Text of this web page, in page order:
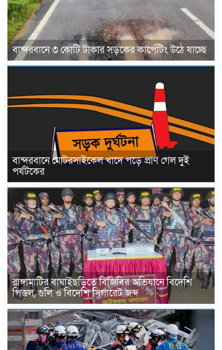
বান্দরবানে ৩ কোটি টাকার সড়কের কার্পেটিং উঠে যাচ্ছে
বান্দরবানে মোটরসাইকেল খাদে পড়ে প্রাণ গেল দুই
পর্যটকের
রাঙ্গামাটির বাঘাইছড়িতে বিজিবির অভিযানে বিদেশি
পিস্তল, গুলি ও বিদেশি সিগারেট জব্দ